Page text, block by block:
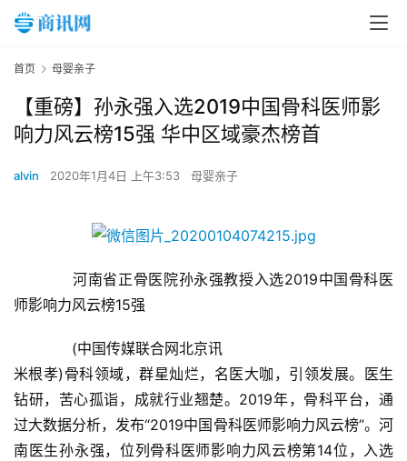
首页 母婴亲子
【重磅】孙永强入选2019中国骨科医师影
响力风云榜15强 华中区域豪杰榜首
alvin 2020年1月4日 上午3:53 母婴亲子
河南省正骨医院孙永强教授入选2019中国骨科医
师影响力风云榜15强
(中国传媒联合网北京讯
米根孝)骨科领域，群星灿烂，名医大咖，引领发展。医生
钻研，苦心孤诣，成就行业翘楚。2019年，骨科平台，通
过大数据分析，发布“2019中国骨科医师影响力风云榜”。河
南医生孙永强，位列骨科医师影响力风云榜第14位，入选